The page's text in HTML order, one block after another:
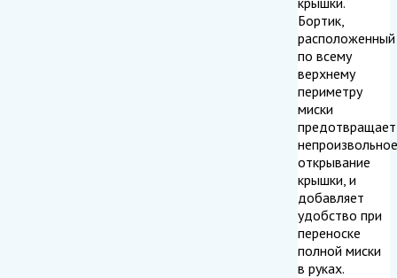
Бортик,
расположенный
по всему
верхнему
периметру
миски
предотвращает
непроизвольное
открывание
крышки, и
добавляет
удобство при
переноске
полной миски
в руках.